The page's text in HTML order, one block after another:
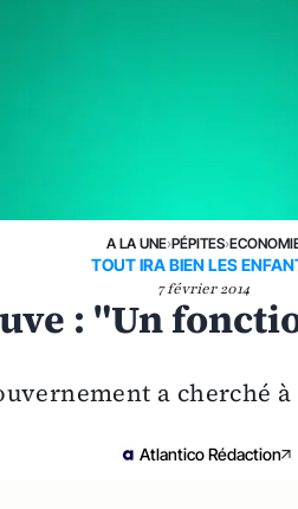
A LA UNE›PÉPITES›
TOUT IRA BIEN LES
7 février 2014
: "Un
a cherché
Atlantico Rédaction